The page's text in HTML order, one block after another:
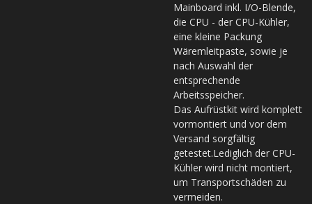
Mainboard inkl. I/O-Blende,
die CPU - der CPU-Kühler,
eine kleine Packung
Wäremleitpaste, sowie je
nach Auswahl der
entsprechende
Arbeitsspeicher.
Das Aufrüstkit wird komplett
vormontiert und vor dem
Versand sorgfältig
getestet.Lediglich der CPU-
Kühler wird nicht montiert,
um Transportschäden zu
vermeiden.